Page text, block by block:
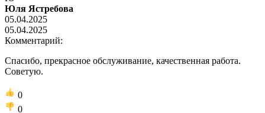
Юля Ястребова
05.04.2025
05.04.2025
Комментарий:
Спасибо, прекрасное обслуживание, качественная работа.
Советую.
0
0